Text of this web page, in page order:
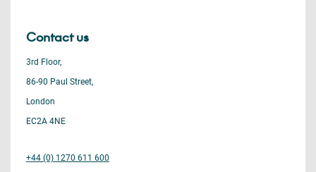
Contact us
3rd Floor,
86-90 Paul Street,
London
EC2A 4NE
+44 (0) 1270 611 600